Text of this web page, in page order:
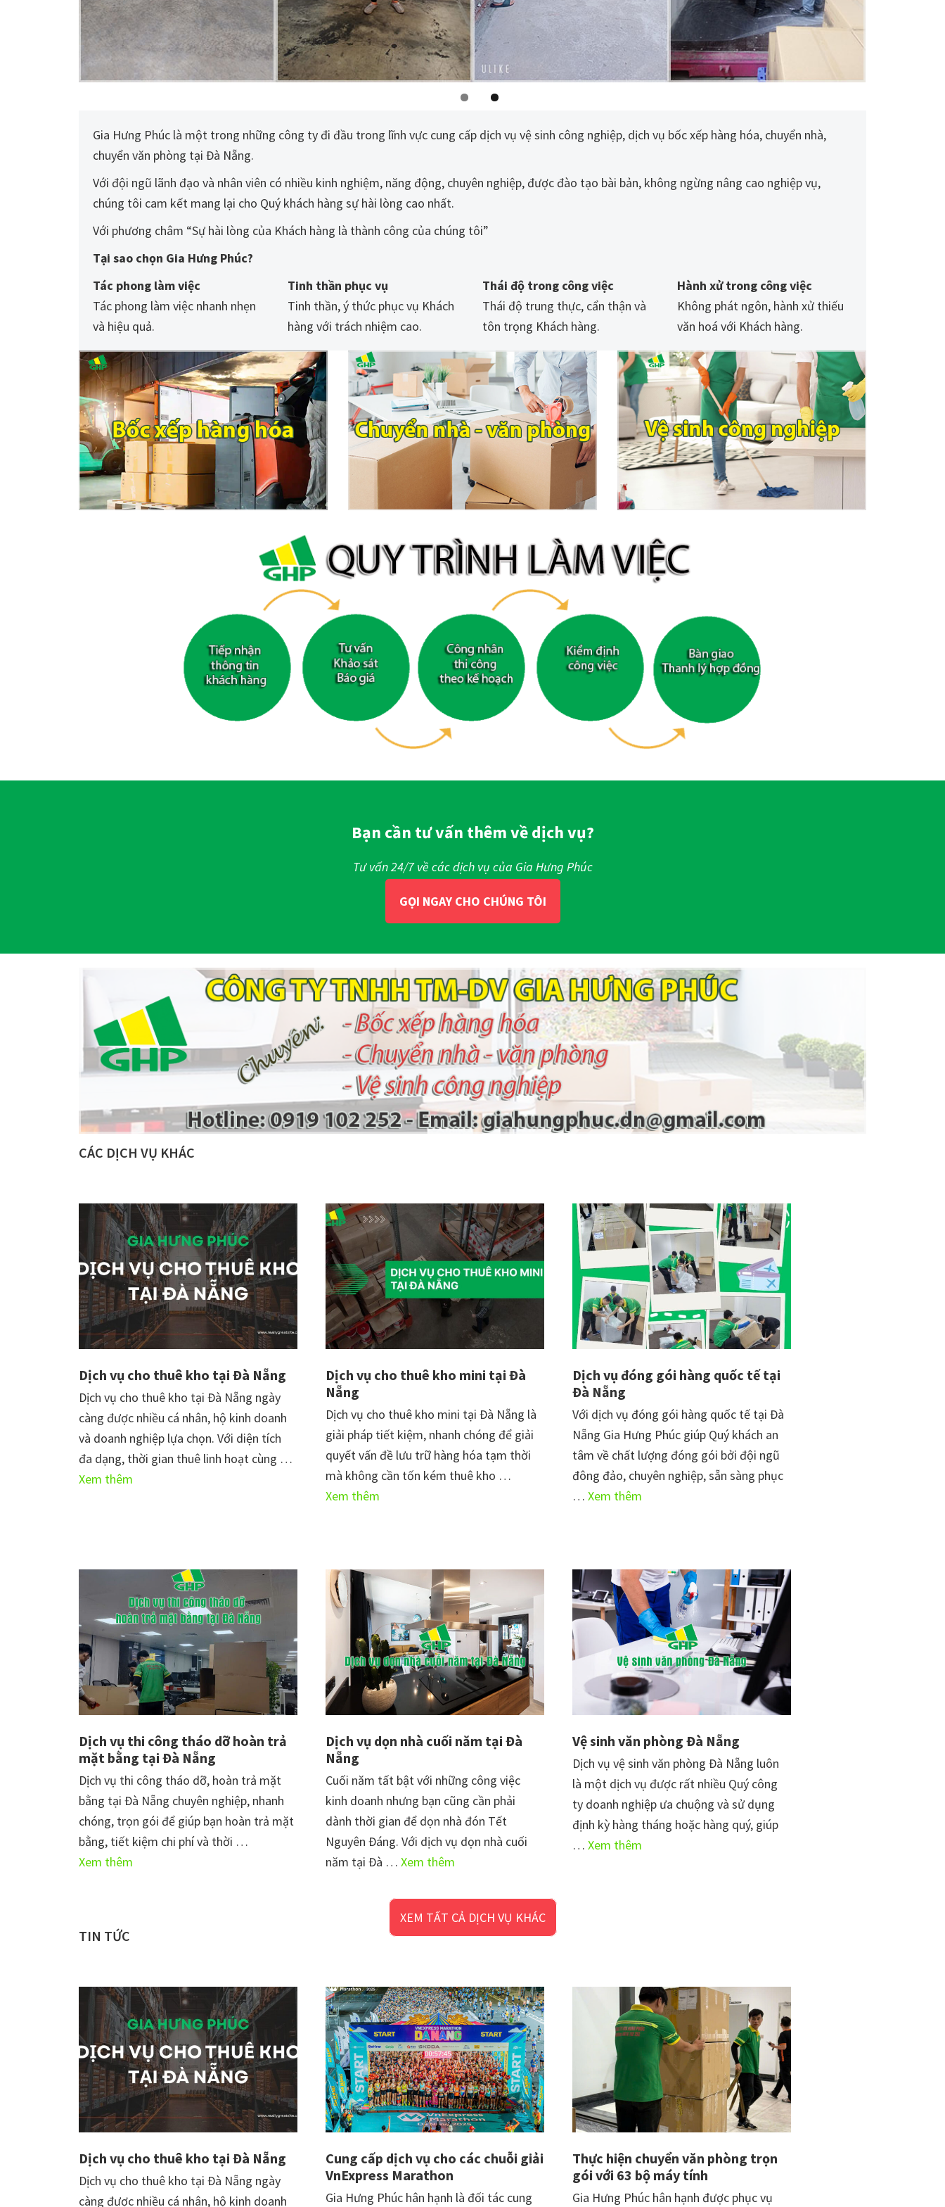
Gia Hưng Phúc là một trong những công ty đi đầu trong lĩnh vực cung cấp dịch vụ vệ sinh công nghiệp, dịch vụ bốc xếp hàng hóa, chuyển nhà,
chuyển văn phòng tại Đà Nẵng.
Với đội ngũ lãnh đạo và nhân viên có nhiều kinh nghiệm, năng động, chuyên nghiệp, được đào tạo bài bản, không ngừng nâng cao nghiệp vụ,
chúng tôi cam kết mang lại cho Quý khách hàng sự hài lòng cao nhất.
Với phương châm “Sự hài lòng của Khách hàng là thành công của chúng tôi”
Tại sao chọn Gia Hưng Phúc?
Tác phong làm việc
Tác phong làm việc nhanh nhẹn
và hiệu quả.
Tinh thần phục vụ
Tinh thần, ý thức phục vụ Khách
hàng với trách nhiệm cao.
Thái độ trong công việc
Thái độ trung thực, cẩn thận và
tôn trọng Khách hàng.
Hành xử trong công việc
Không phát ngôn, hành xử thiếu
văn hoá với Khách hàng.
Bạn cần tư vấn thêm về dịch vụ?
Tư vấn 24/7 về các dịch vụ của Gia Hưng Phúc
GỌI NGAY CHO CHÚNG TÔI
CÁC DỊCH VỤ KHÁC
Dịch vụ cho thuê kho tại Đà Nẵng
Dịch vụ cho thuê kho tại Đà Nẵng ngày
càng được nhiều cá nhân, hộ kinh doanh
và doanh nghiệp lựa chọn. Với diện tích
đa dạng, thời gian thuê linh hoạt cùng …
Xem thêm
Đà
Nẵng
Dịch vụ cho thuê kho mini tại Đà
Nẵng
Dịch vụ cho thuê kho mini tại Đà Nẵng là
giải pháp tiết kiệm, nhanh chóng để giải
quyết vấn đề lưu trữ hàng hóa tạm thời
mà không cần tốn kém thuê kho …
Xem thêmvềDịch
kho
tại
Đà
Nẵng
Dịch vụ đóng gói hàng quốc tế tại
Đà Nẵng
Với dịch vụ đóng gói hàng quốc tế tại Đà
Nẵng Gia Hưng Phúc giúp Quý khách an
tâm về chất lượng đóng gói bởi đội ngũ
đông đảo, chuyên nghiệp, sẵn sàng phục
… Xem thêmvềDịch
hàng
quốc
tế
tại
Đà
Nẵng
Dịch vụ thi công tháo dỡ hoàn trả
mặt bằng tại Đà Nẵng
Dịch vụ thi công tháo dỡ, hoàn trả mặt
bằng tại Đà Nẵng chuyên nghiệp, nhanh
chóng, trọn gói để giúp bạn hoàn trả mặt
bằng, tiết kiệm chi phí và thời …
Xem thêm
hoàn
trả
mặt
bằng
tại
Đà
Nẵng
Dịch vụ dọn nhà cuối năm tại Đà
Nẵng
Cuối năm tất bật với những công việc
kinh doanh nhưng bạn cũng cần phải
dành thời gian để dọn nhà đón Tết
Nguyên Đáng. Với dịch vụ dọn nhà cuối
năm tại Đà … Xem thêmvềDịch
dọn
nhà
tại
Đà
Nẵng
Vệ sinh văn phòng Đà Nẵng
Dịch vụ vệ sinh văn phòng Đà Nẵng luôn
là một dịch vụ được rất nhiều Quý công
ty doanh nghiệp ưa chuộng và sử dụng
định kỳ hàng tháng hoặc hàng quý, giúp
… Xem thêmvềVệ
XEM TẤT CẢ DỊCH VỤ KHÁC
TIN TỨC
Dịch vụ cho thuê kho tại Đà Nẵng
Dịch vụ cho thuê kho tại Đà Nẵng ngày
càng được nhiều cá nhân, hộ kinh doanh
Cung cấp dịch vụ cho các chuỗi giải
VnExpress Marathon
Gia Hưng Phúc hân hạnh là đối tác cung
Thực hiện chuyển văn phòng trọn
gói với 63 bộ máy tính
Gia Hưng Phúc hân hạnh được phục vụ